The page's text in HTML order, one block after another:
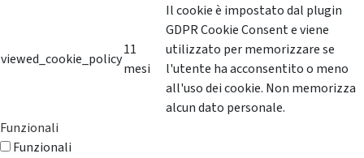
viewed_cookie_policy
11
mesi
Il cookie è impostato dal plugin
GDPR Cookie Consent e viene
utilizzato per memorizzare se
l'utente ha acconsentito o meno
all'uso dei cookie. Non memorizza
alcun dato personale.
Funzionali
Funzionali